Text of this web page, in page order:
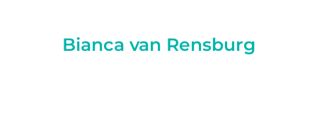
Bianca van Rensburg